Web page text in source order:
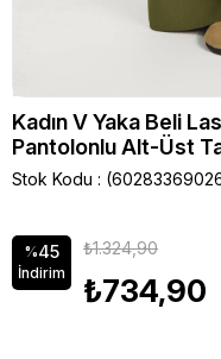
Kadın V Yaka Beli
Pantolonlu Alt-Üst
Stok Kodu
%45
İndirim
₺1.324,90
₺734,90